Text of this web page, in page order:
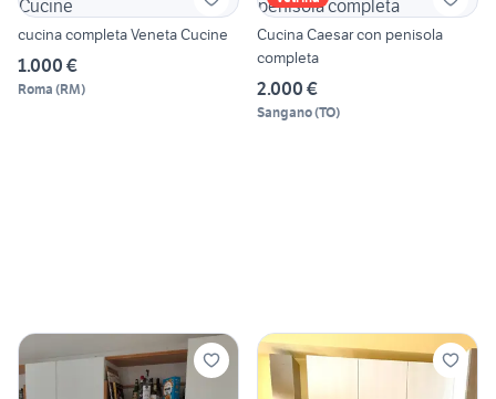
cucina completa Veneta Cucine
1.000 €
Roma (RM)
Cucina Caesar con penisola
completa
2.000 €
Sangano(TO)